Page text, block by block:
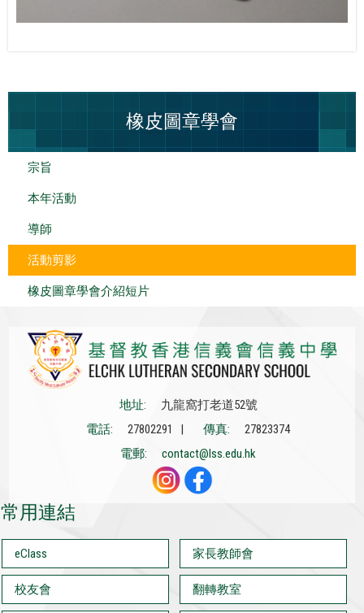
橡皮圖章學會
宗旨
本年活動
導師
活動剪影
橡皮圖章學會介紹短片
地址:
九龍窩打老道52號
電話:
27802291 | 傳真:
27823374
電郵:
contact@lss.edu.hk
常用連結
eClass 家長教師會
校友會 翻轉教室